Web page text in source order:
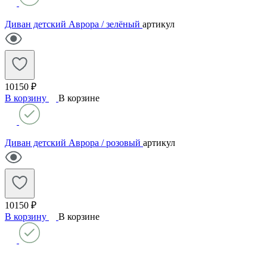
Диван детский Аврора / зелёный артикул
10150 ₽
В корзину
В корзине
Диван детский Аврора / розовый артикул
10150 ₽
В корзину
В корзине